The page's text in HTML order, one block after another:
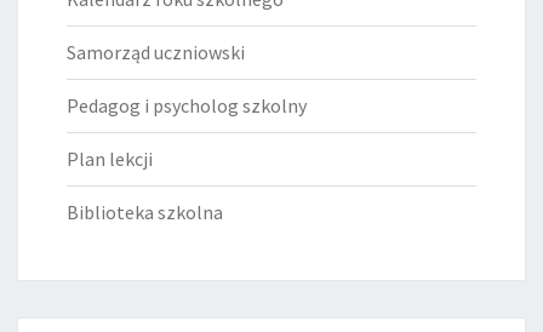
Samorząd uczniowski
Pedagog i psycholog szkolny
Plan lekcji
Biblioteka szkolna